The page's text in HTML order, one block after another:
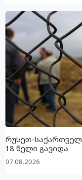
რუსეთ-
18 წელი გავიდა
07.08.2026